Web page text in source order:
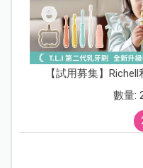
【試用募集】
數量: